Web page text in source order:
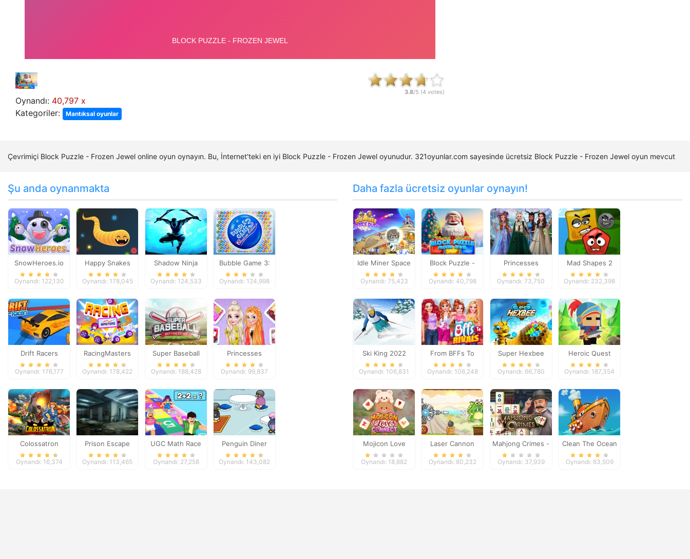
Oynandı: 40,797 x
Kategoriler:
Mantıksal oyunlar
3.8/5 (4 votes)
Çevrimiçi Block Puzzle - Frozen Jewel online oyun oynayın. Bu, İnternet'teki en iyi Block Puzzle - Frozen Jewel oyunudur. 321oyunlar.com sayesinde ücretsiz Block Puzzle - Frozen Jewel oyun mevcut
Şu anda oynanmakta
SnowHeroes.io
Oynandı: 122,130
Happy Snakes
Oynandı: 178,045
Shadow Ninja
Revenge
Oynandı: 124,533
Bubble Game 3:
Christmas Edition
Oynandı: 124,998
Drift Racers
Oynandı: 176,177
RacingMasters
Oynandı: 178,422
Super Baseball
Oynandı: 188,428
Princesses
Become Popular In
Oynandı: 99,837
Colossatron
Oynandı: 16,374
Prison Escape
Oynandı: 113,465
UGC Math Race
Oynandı: 27,258
Penguin Diner
Oynandı: 143,082
Daha fazla ücretsiz oyunlar oynayın!
Idle Miner Space
Rush
Oynandı: 75,423
Block Puzzle -
Frozen Jewel
Oynandı: 40,798
Princesses
Fantasy Makeover
Oynandı: 73,750
Mad Shapes 2
Oynandı: 232,398
Ski King 2022
Oynandı: 106,831
From BFFs To
Rivals
Oynandı: 106,248
Super Hexbee
Merger
Oynandı: 66,780
Heroic Quest
Oynandı: 187,354
Mojicon Love
Connect
Oynandı: 18,882
Laser Cannon
Levels Pack
Oynandı: 80,232
Mahjong Crimes -
Puzzle Story
Oynandı: 37,939
Clean The Ocean
Oynandı: 63,509